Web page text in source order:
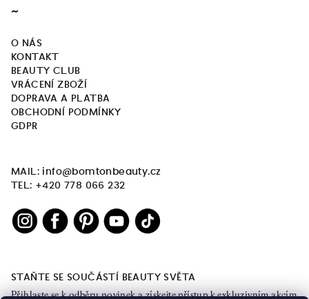
~
O NÁS
KONTAKT
BEAUTY CLUB
VRÁCENÍ ZBOŽÍ
DOPRAVA A PLATBA
OBCHODNÍ PODMÍNKY
GDPR
MAIL: info@bomtonbeauty.cz
TEL: +420 778 066 232
STAŇTE SE SOUČÁSTÍ BEAUTY SVĚTA
Přihlaste se k odběru novinek a získejte přístup k exkluzivním akcím